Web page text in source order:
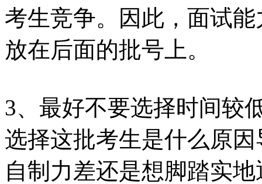
考生竞争。因此，面试
放在后面的批号上。
3、最好不要选择时间较
选择这批考生是什么原
自制力差还是想脚踏实